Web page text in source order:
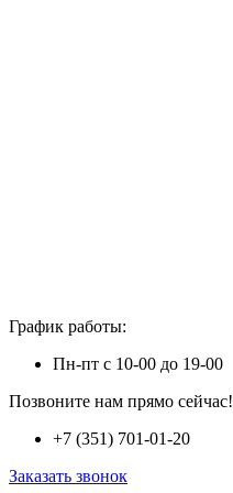
График работы:
Пн-пт с 10-00 до 19-00
Позвоните нам прямо сейчас!
+7 (351) 701-01-20
Заказать звонок